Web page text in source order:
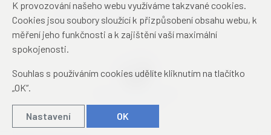
konferenční centrum
Zámecký hotel Třešť
konferenční centrum
K provozování našeho webu využíváme takzvané cookies.
Cookies jsou soubory sloužící k přizpůsobení obsahu webu, k
měření jeho funkčnosti a k zajištění vaší maximální
spokojenosti.
Souhlas s používáním cookies udělíte kliknutím na tlačítko
„OK“.
Nastavení OK